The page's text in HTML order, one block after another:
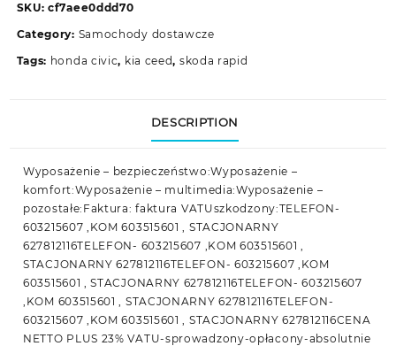
SKU: cf7aee0ddd70
Category: Samochody dostawcze
Tags: honda civic, kia ceed, skoda rapid
DESCRIPTION
Wyposażenie – bezpieczeństwo:Wyposażenie –
komfort:Wyposażenie – multimedia:Wyposażenie –
pozostałe:Faktura: faktura VATUszkodzony:TELEFON-
603215607 ,KOM 603515601 , STACJONARNY
627812116TELEFON- 603215607 ,KOM 603515601 ,
STACJONARNY 627812116TELEFON- 603215607 ,KOM
603515601 , STACJONARNY 627812116TELEFON- 603215607
,KOM 603515601 , STACJONARNY 627812116TELEFON-
603215607 ,KOM 603515601 , STACJONARNY 627812116CENA
NETTO PLUS 23% VATU-sprowadzony-opłacony-absolutnie